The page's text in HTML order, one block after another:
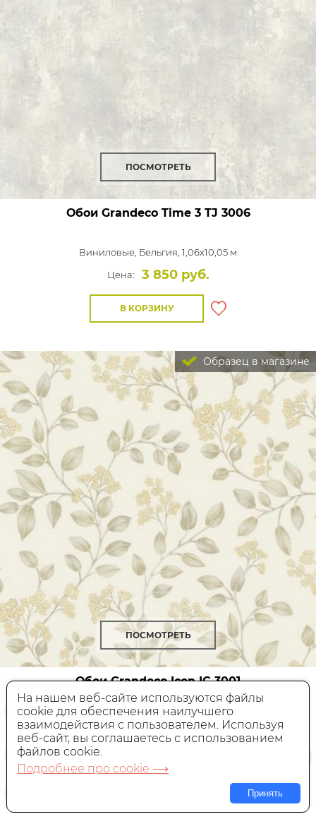
ПОСМОТРЕТЬ
Обои Grandeco Time 3TJ 3006
Виниловые, Бельгия, 1,06x10,05 м
Цена:
3 850 руб.
В КОРЗИНУ
Образец в магазине
ПОСМОТРЕТЬ
Обои Grandeco IconIC 3001
Виниловые,Бельгия, 0,53x10,05 м
Цена:
2 500 руб.
В КОРЗИНУ
На нашем веб-сайте используются файлы
cookie для обеспечения наилучшего
взаимодействия с пользователем. Используя
веб-сайт, вы соглашаетесь с использованием
файлов cookie.
Подробнее про cookie ⟶
Принять